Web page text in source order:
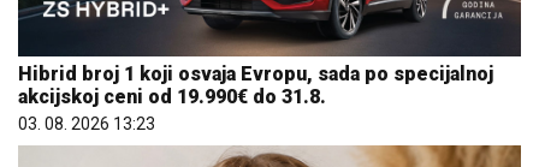
Hibrid broj 1 koji osvaja Evropu, sada po specijalnoj
akcijskoj ceni od 19.990€ do 31.8.
03. 08. 2026 13:23